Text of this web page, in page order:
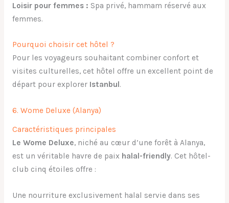
Loisir pour femmes : Spa privé, hammam réservé aux
femmes.
Pourquoi choisir cet hôtel ?
Pour les voyageurs souhaitant combiner confort et
visites culturelles, cet hôtel offre un excellent point de
départ pour explorer Istanbul.
6. Wome Deluxe (Alanya)
Caractéristiques principales
Le Wome Deluxe, niché au cœur d’une forêt à Alanya,
est un véritable havre de paix halal-friendly. Cet hôtel-
club cinq étoiles offre :
Une nourriture exclusivement halal servie dans ses